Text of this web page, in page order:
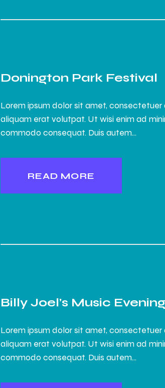
Donington Park Festival
Lorem ipsum dolor sit amet,
aliquam erat volutpat. Ut wisi enim ad
commodo consequat. Duis autem…
READ MORE
Billy Joel’s Music Evening
Lorem ipsum dolor sit amet,
aliquam erat volutpat. Ut wisi enim ad
commodo consequat. Duis autem…